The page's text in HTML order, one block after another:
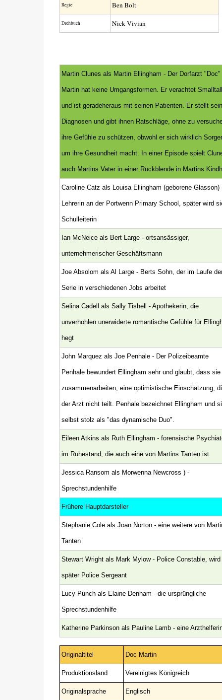
Regie Ben Bolt
Drehbuch Nick Vivian
Martin Clunes als Martin Ellingham - Der Dorfarzt "Doc"
Martin hat keine Umgangsformen. Er verachtet
und ist geradeheraus mit seinen Patienten. Er stellt
Diagnosen und gibt ihnen Ratschläge, ohne zu
ihre Gefühle zu schützen, obwohl er sich wirklich
um ihre Gesundheit macht. In einer Episode spielt
auch Martins Vater in einer Rückblende in Martins
Caroline Catz als Louisa Ellingham (geborene Glasson)
Lehrerin an der Portwenn Primary School, später wird
Schulleiterin
Ian McNeice als Bert Large - ortsansässiger,
unternehmerischer Geschäftsmann
Joe Absolom als Al Large - Berts Sohn, der im Laufe
Serie in verschiedenen Jobs arbeitet
Selina Cadell als Sally Tishell - Apothekerin, die
unverhohlen unerwiderte romantische Gefühle für
hegt
John Marquez als Joe Penhale - Der Polizeibeamte
Penhale bewundert Ellingham sehr und glaubt, dass sie
zusammenarbeiten, eine optimistische Einschätzung,
der Arzt nicht teilt. Penhale bezeichnet Ellingham und
selbst stolz als "das dynamische Duo".
Eileen Atkins als Ruth Ellingham - forensische
im Ruhestand, die auch eine von Martins Tanten ist
Jessica Ransom als Morwenna Newcross ) -
Sprechstundenhilfe
Frühere Hauptdarsteller
Stephanie Cole als Joan Norton - eine weitere von
Tanten
Stewart Wright als Mark Mylow - Police Constable, wird
später Police Sergeant
Lucy Punch als Elaine Denham - die ursprüngliche
Sprechstundenhilfe
Katherine Parkinson als Pauline Lamb - eine
Originaltitel Doc Martin
Produktionsland Vereinigtes Königreich
Originalsprache Englisch